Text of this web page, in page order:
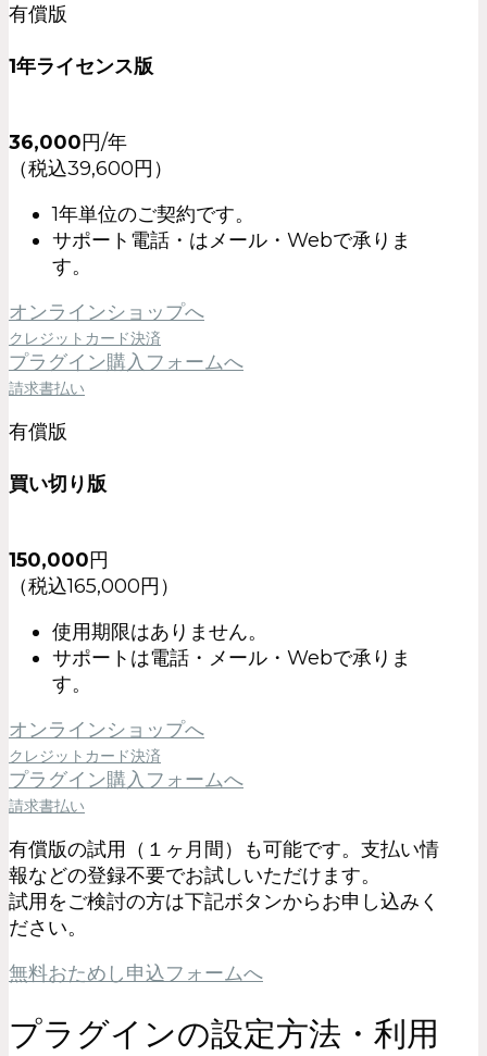
有償版
1年ライセンス版
36,000円/年
（税込39,600円）
1年単位のご契約です。
サポート電話・はメール・Webで承りま
す。
オンラインショップへ
クレジットカード決済
プラグイン購入フォームへ
請求書払い
有償版
買い切り版
150,000円
（税込165,000円）
使用期限はありません。
サポートは電話・メール・Webで承りま
す。
オンラインショップへ
クレジットカード決済
プラグイン購入フォームへ
請求書払い
有償版の試用（１ヶ月間）も可能です。支払い情
報などの登録不要でお試しいただけます。
試用をご検討の方は下記ボタンからお申し込みく
ださい。
無料おためし申込フォームへ
プラグインの設定方法・利用